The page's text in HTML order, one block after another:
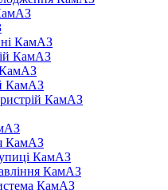
КамАЗ
КамАЗ
КамАЗ
КамАЗ
КамАЗ
КамАЗ
КамАЗ
КамАЗ
КамАЗ